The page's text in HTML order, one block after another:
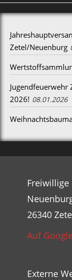
Zetel/Neuenburg
Jugendfeuerwehr
2026! 08.01.2026
Freiwillige
26340
Auf
Externe